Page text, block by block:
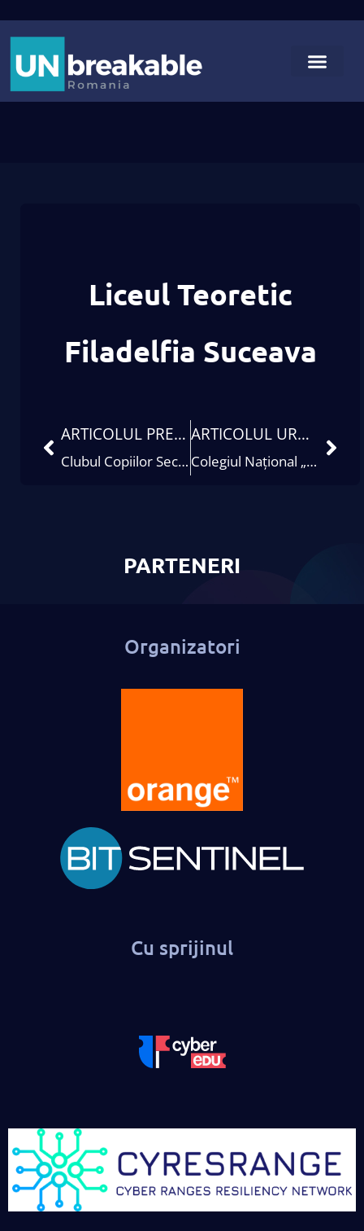
Liceul Teoretic
Filadelfia Suceava
ARTICOLUL PRECEDENT
Clubul Copiilor Sector 1 Bucuresti
ARTICOLUL URMĂTOR
Colegiul Național „Gheorghe Lazăr” Sibiu
PARTENERI
Organizatori
Cu sprijinul